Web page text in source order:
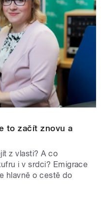
to začít znovu a
z vlasti? A co
i v srdci? Emigrace
hlavně o cestě do